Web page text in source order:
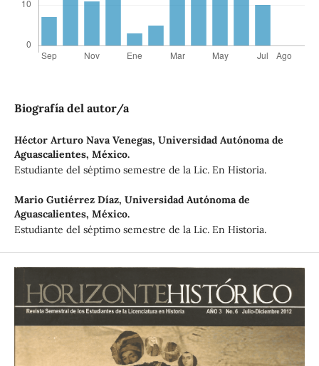
Biografía del autor/a
Héctor Arturo Nava Venegas, Universidad Autónoma de
Aguascalientes, México.
Estudiante del séptimo semestre de la Lic. En Historia.
Mario Gutiérrez Díaz, Universidad Autónoma de
Aguascalientes, México.
Estudiante del séptimo semestre de la Lic. En Historia.